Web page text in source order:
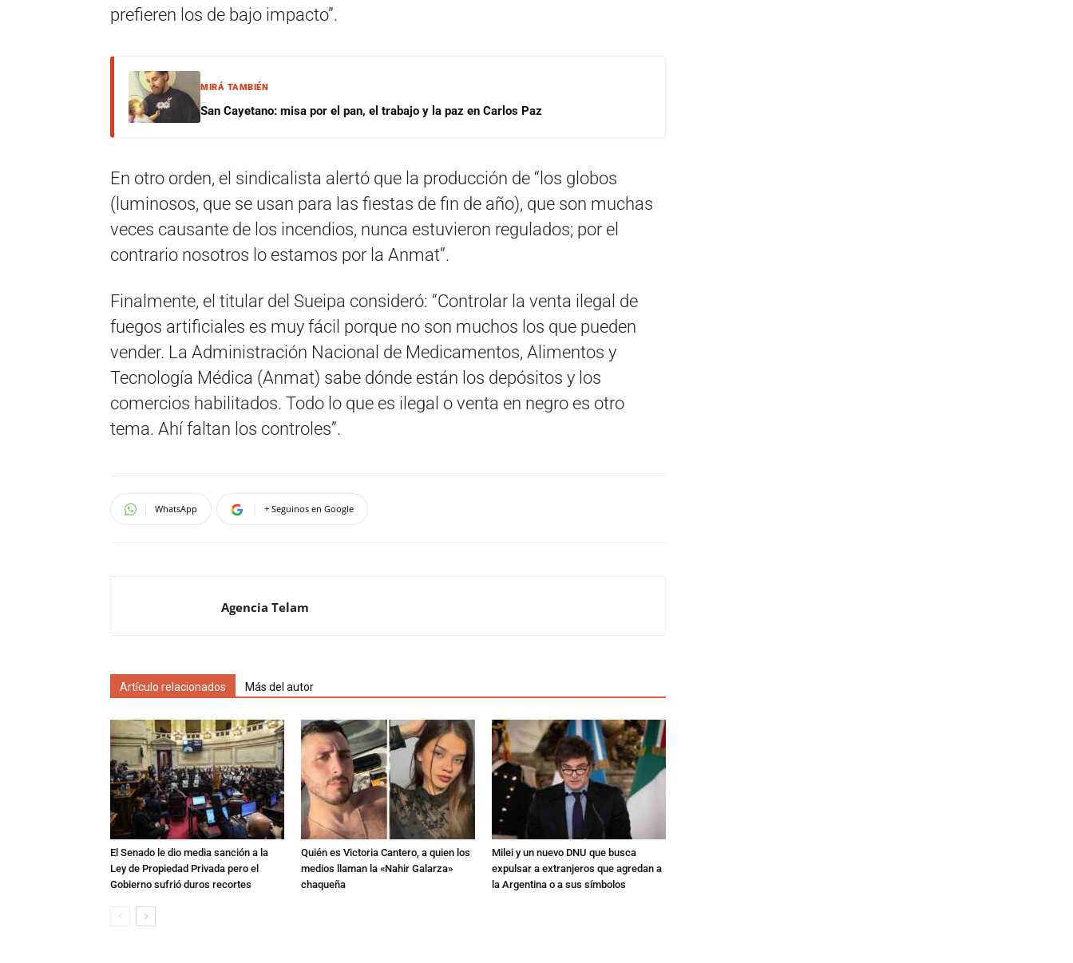
prefieren los de bajo impacto”.
MIRÁ TAMBIÉN
San Cayetano: misa por el pan, el trabajo y la paz en Carlos Paz
En otro orden, el sindicalista alertó que la producción de “los globos
(luminosos, que se usan para las fiestas de fin de año), que son muchas
veces causante de los incendios, nunca estuvieron regulados; por el
contrario nosotros lo estamos por la Anmat”.
Finalmente, el titular del Sueipa consideró: “Controlar la venta ilegal de
fuegos artificiales es muy fácil porque no son muchos los que pueden
vender. La Administración Nacional de Medicamentos, Alimentos y
Tecnología Médica (Anmat) sabe dónde están los depósitos y los
comercios habilitados. Todo lo que es ilegal o venta en negro es otro
tema. Ahí faltan los controles”.
WhatsApp + Seguinos en Google
Agencia Telam
Artículo relacionados Más del autor
El Senado le dio media sanción a la
Ley de Propiedad Privada pero el
Gobierno sufrió duros recortes
Quién es Victoria Cantero, a quien los
medios llaman la «Nahir Galarza»
chaqueña
Milei y un nuevo DNU que busca
expulsar a extranjeros que agredan a
la Argentina o a sus símbolos